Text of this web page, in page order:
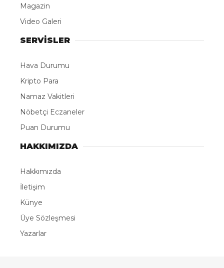
Magazin
Video Galeri
SERVİSLER
Hava Durumu
Kripto Para
Namaz Vakitleri
Nöbetçi Eczaneler
Puan Durumu
HAKKIMIZDA
Hakkımızda
İletişim
Künye
Üye Sözleşmesi
Yazarlar